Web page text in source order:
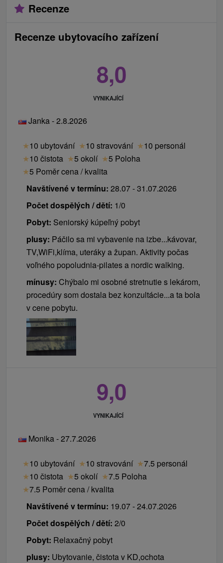
Recenze
Recenze ubytovacího zařízení
8,0
VYNIKAJÍCÍ
Janka - 2.8.2026
★10 ubytování ★10 stravování ★10 personál
★10 čistota ★5 okolí ★5 Poloha
★5 Poměr cena / kvalita
Navštívené v termínu: 28.07 - 31.07.2026
Počet dospělých / dětí: 1/0
Pobyt: Seniorský kúpeľný pobyt
plusy: Páčilo sa mi vybavenie na izbe...kávovar,
TV,WiFi,klíma, uteráky a župan. Aktivity počas
voľného popoludnia-pilates a nordic walking.
mínusy: Chýbalo mi osobné stretnutie s lekárom,
procedúry som dostala bez konzultácie...a ta bola
v cene pobytu.
9,0
VYNIKAJÍCÍ
Monika - 27.7.2026
★10 ubytování ★10 stravování ★7.5 personál
★10 čistota ★5 okolí ★7.5 Poloha
★7.5 Poměr cena / kvalita
Navštívené v termínu: 19.07 - 24.07.2026
Počet dospělých / dětí: 2/0
Pobyt: Relaxačný pobyt
plusy: Ubytovanie, čistota v KD,ochota